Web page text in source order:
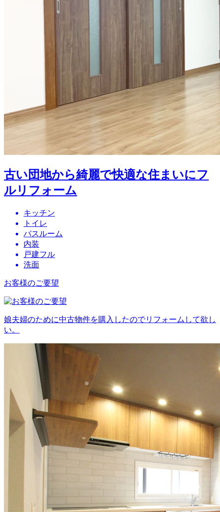
古い団地から綺麗で快適な住まいにフ
ルリフォーム
キッチン
トイレ
バスルーム
内装
戸建フル
洗面
お客様のご要望
娘夫婦のために中古物件を購入したのでリフォームして欲し
い。